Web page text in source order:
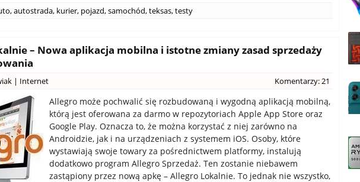
,autostrada, kurier, pojazd,samochód,teksas,testy
– Nowa aplikacja mobilna i istotne zmiany zasad sprzedaży
| Internet Komentarzy: 21
Allegro może pochwalić się rozbudowaną i wygodną aplikacją mobilną,
którą jest oferowana za darmo w repozytoriach Apple App Store oraz
Google Play. Oznacza to, że można korzystać z niej zarówno na
Androidzie, jak i na urządzeniach z systemem iOS. Osoby, które
wystawiają swoje towary za pośrednictwem platformy, instalują
dodatkowo program Allegro Sprzedaż. Ten zostanie niebawem
zastąpiony przez nową apkę – Allegro Lokalnie. To jednak nie wszystko,